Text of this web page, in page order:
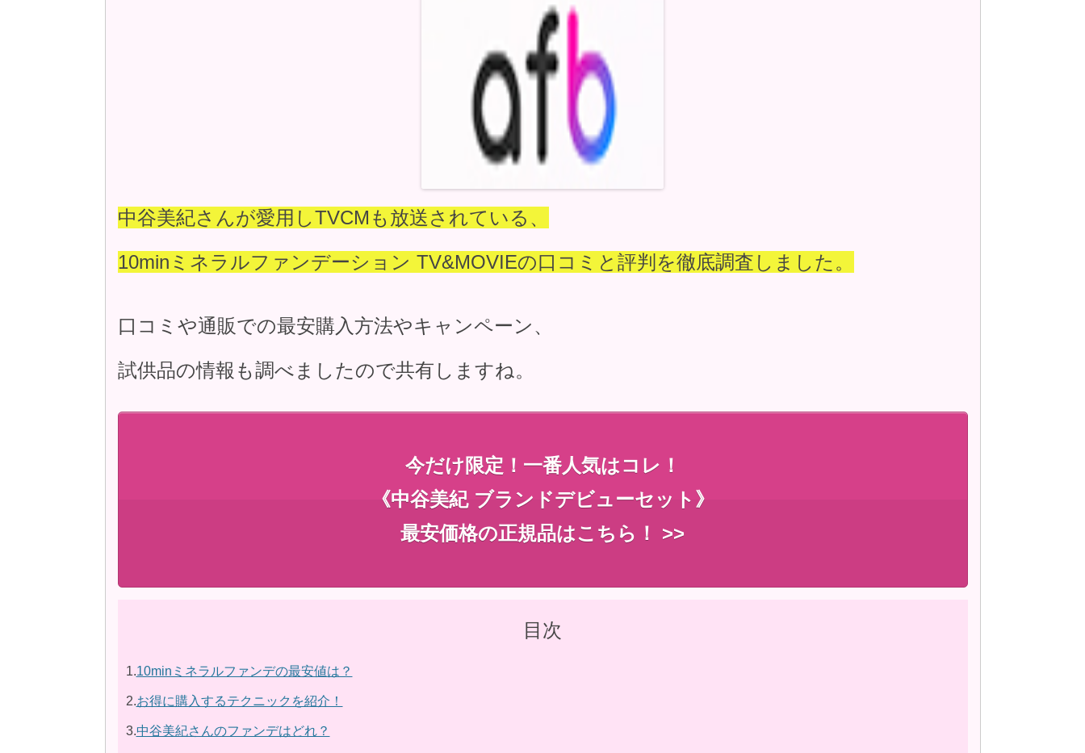
中谷美紀さんが愛用しTVCMも放送されている、
10minミネラルファンデーション TV&MOVIEの口コミと評判を徹底調査しました。
口コミや通販での最安購入方法やキャンペーン、
試供品の情報も調べましたので共有しますね。
今だけ限定！一番人気はコレ！
《中谷美紀 ブランドデビューセット》
最安価格の正規品はこちら！ >>
目次
1.10minミネラルファンデの最安値は？
2.お得に購入するテクニックを紹介！
3.中谷美紀さんのファンデはどれ？